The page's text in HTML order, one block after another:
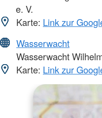
e. V.
Karte: Link zur
Wasserwacht
Wasserwacht
Karte: Link zur